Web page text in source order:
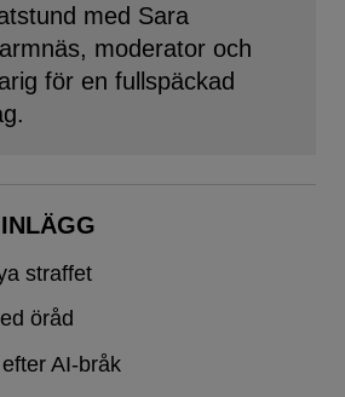
med Sara
moderator och
för en fullspäckad
straffet
öråd
AI-bråk